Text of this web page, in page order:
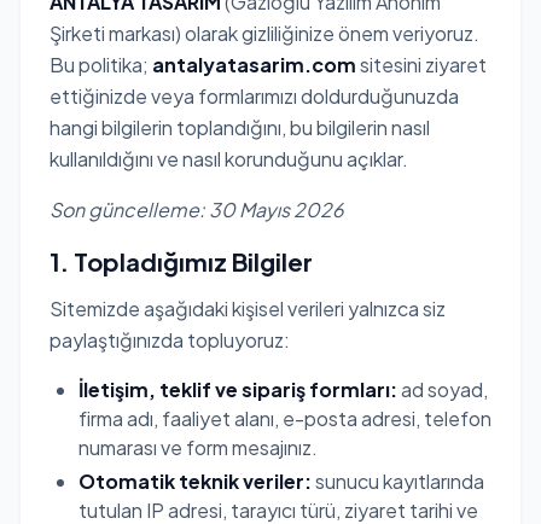
Şirketi markası) olarak gizliliğinize önem veriyoruz.
Bu politika; antalyatasarim.comsitesini ziyaret
ettiğinizde veya formlarımızı doldurduğunuzda
hangi bilgilerin toplandığını, bu bilgilerin nasıl
kullanıldığını ve nasıl korunduğunu açıklar.
Son güncelleme: 30 Mayıs 2026
1. Topladığımız Bilgiler
Sitemizde aşağıdaki kişisel verileri yalnızca siz
paylaştığınızda topluyoruz:
İletişim, teklif ve sipariş formları:ad soyad,
firma adı, faaliyet alanı, e-posta adresi, telefon
numarası ve form mesajınız.
Otomatik teknik veriler:sunucu kayıtlarında
tutulan IP adresi, tarayıcı türü, ziyaret tarihi ve